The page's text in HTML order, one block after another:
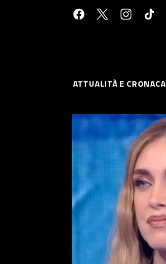
ESPLORA
Chi Siamo
Contatti
CONNETTITI
ATTUALITÀ E CRONACA